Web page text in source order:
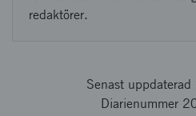
redaktörer.
Senast
Diarienummer